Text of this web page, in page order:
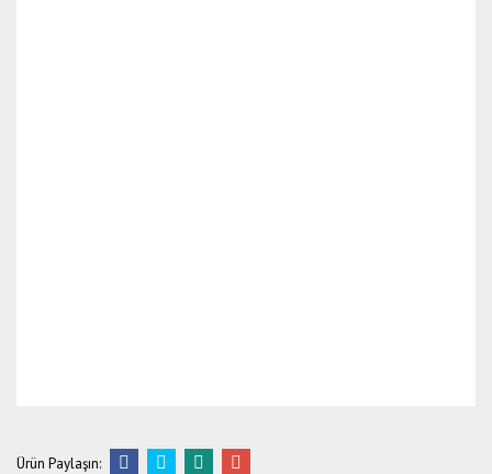
Ürün Paylaşın: